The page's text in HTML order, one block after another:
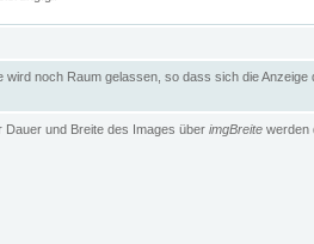
noch Raum gelassen, so dass sich die Anzeige
Dauer und Breite des Images über imgBreite werden